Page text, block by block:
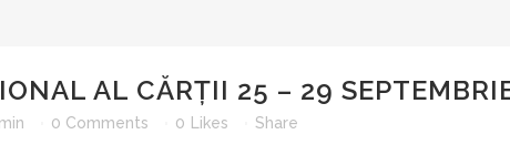
SERIA VALERIU ANANIA
AL CĂRȚII 25 – 29
0 Comments 0 Likes Share